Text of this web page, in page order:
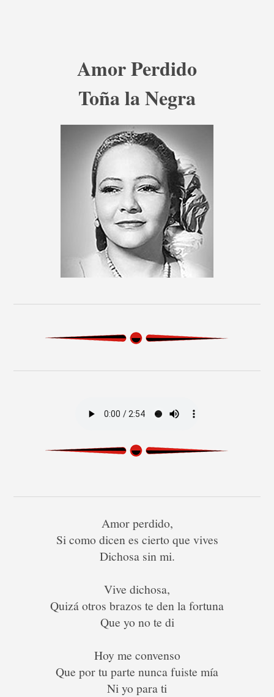
Amor Perdido
Toña la Negra
Amor perdido,
Si como dicen es cierto que vives
Dichosa sin mi.
Vive dichosa,
Quizá otros brazos te den la fortuna
Que yo no te di
Hoy me convenso
Que por tu parte nunca fuiste mía
Ni yo para ti